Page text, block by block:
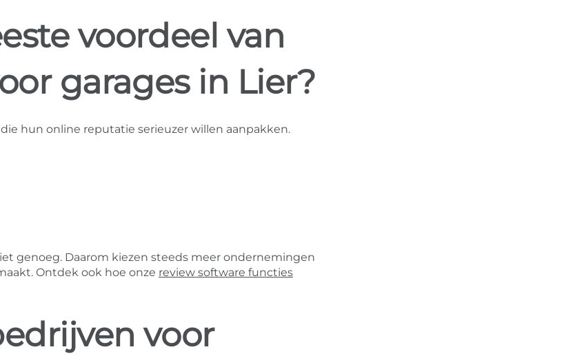
voordeel van
garages in Lier?
hun online reputatie serieuzer willen aanpakken.
genoeg. Daarom kiezen steeds meer ondernemingen
Ontdek ook hoe onze review software functies
voor